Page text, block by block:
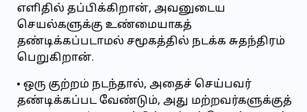
எளிதில் தப்பிக்கிறான், அவனுடைய
செயல்களுக்கு உண்மையாகத்
தண்டிக்கப்படாமல் சமூகத்தில் நடக்க சுதந்திரம்
பெறுகிறான்.
ஒரு குற்றம் நடந்தால், அதைச் செய்பவர்
தண்டிக்கப்பட வேண்டும், அது மற்றவர்களுக்குத்